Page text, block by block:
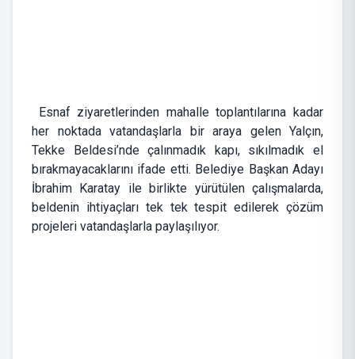
Esnaf ziyaretlerinden mahalle toplantılarına kadar
her noktada vatandaşlarla bir araya gelen Yalçın,
Tekke Beldesi’nde çalınmadık kapı, sıkılmadık el
bırakmayacaklarını ifade etti. Belediye Başkan Adayı
İbrahim Karatay ile birlikte yürütülen çalışmalarda,
beldenin ihtiyaçları tek tek tespit edilerek çözüm
projeleri vatandaşlarla paylaşılıyor.